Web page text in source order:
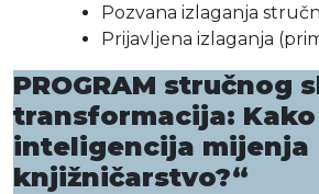
Pozvana izlaganja
Prijavljena izlaganja
PROGRAM stručnog
transformacija:
inteligencija mijenja
knjižničarstvo?“